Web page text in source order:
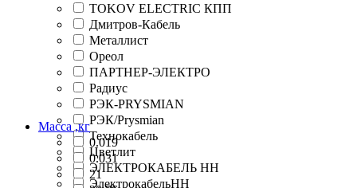
TOKOV ELECTRIC КПП
Дмитров-Кабель
Металлист
Ореол
ПАРТНЕР-ЭЛЕКТРО
Радиус
РЭК-PRYSMIAN
РЭК/Prysmian
Технокабель
Цветлит
ЭЛЕКТРОКАБЕЛЬ НН
ЭлектрокабельНН
Масса ,кг
0.019
0.031
21